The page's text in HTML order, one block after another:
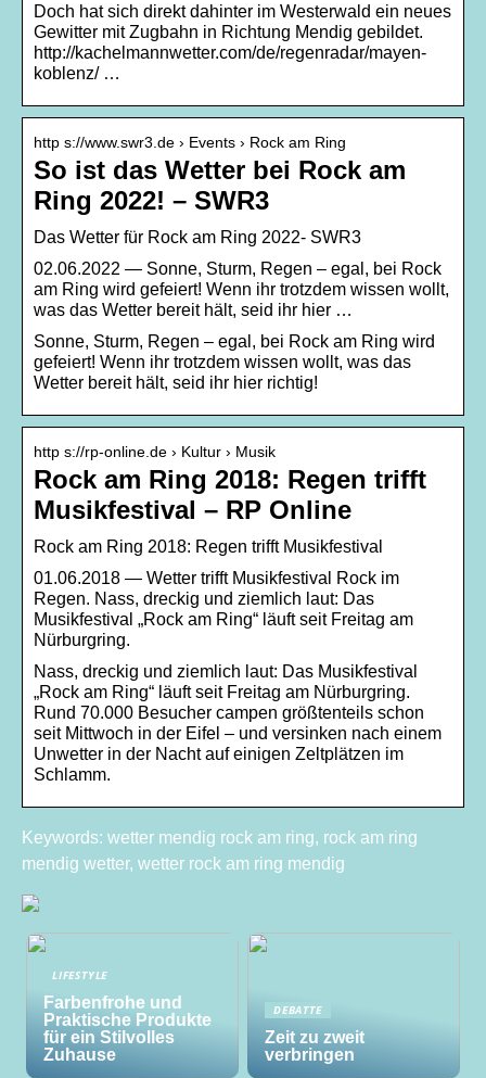
Doch hat sich direkt dahinter im Westerwald ein neues
Gewitter mit Zugbahn in Richtung Mendig gebildet.
http://kachelmannwetter.com/de/regenradar/mayen-
koblenz/ …
http s://www.swr3.de › Events › Rock am Ring
So ist das Wetter bei Rock am
Ring 2022! – SWR3
Das Wetter für Rock am Ring 2022- SWR3
02.06.2022 — Sonne, Sturm, Regen – egal, bei Rock
am Ring wird gefeiert! Wenn ihr trotzdem wissen wollt,
was das Wetter bereit hält, seid ihr hier …
Sonne, Sturm, Regen – egal, bei Rock am Ring wird
gefeiert! Wenn ihr trotzdem wissen wollt, was das
Wetter bereit hält, seid ihr hier richtig!
http s://rp-online.de › Kultur › Musik
Rock am Ring 2018: Regen trifft
Musikfestival – RP Online
Rock am Ring 2018: Regen trifft Musikfestival
01.06.2018 — Wetter trifft Musikfestival Rock im
Regen. Nass, dreckig und ziemlich laut: Das
Musikfestival „Rock am Ring“ läuft seit Freitag am
Nürburgring.
Nass, dreckig und ziemlich laut: Das Musikfestival
„Rock am Ring“ läuft seit Freitag am Nürburgring.
Rund 70.000 Besucher campen größtenteils schon
seit Mittwoch in der Eifel – und versinken nach einem
Unwetter in der Nacht auf einigen Zeltplätzen im
Schlamm.
Keywords: wetter mendig rock am ring, rock am ring
mendig wetter, wetter rock am ring mendig
LIFESTYLE
Farbenfrohe und
Praktische Produkte
für ein Stilvolles
Zuhause
DEBATTE
Zeit zu zweit
verbringen